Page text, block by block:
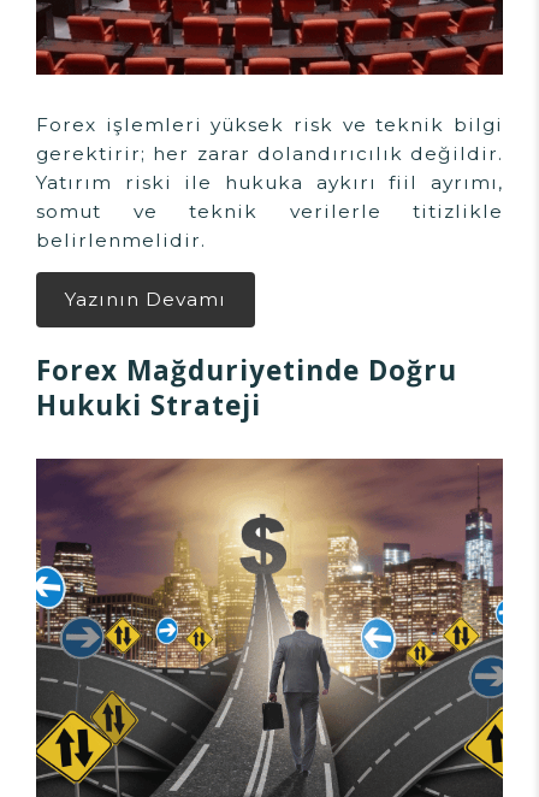
Forex işlemleri yüksek risk ve teknik bilgi
gerektirir; her zarar dolandırıcılık değildir.
Yatırım riski ile hukuka aykırı fiil ayrımı,
somut ve teknik verilerle titizlikle
belirlenmelidir.
Yazının Devamı
Forex Mağduriyetinde Doğru
Hukuki Strateji